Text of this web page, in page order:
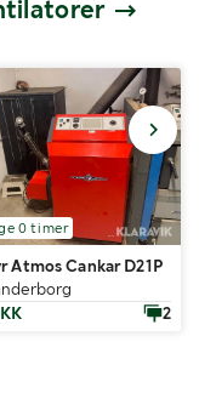
0 timer
Atmos Cankar D21P
2